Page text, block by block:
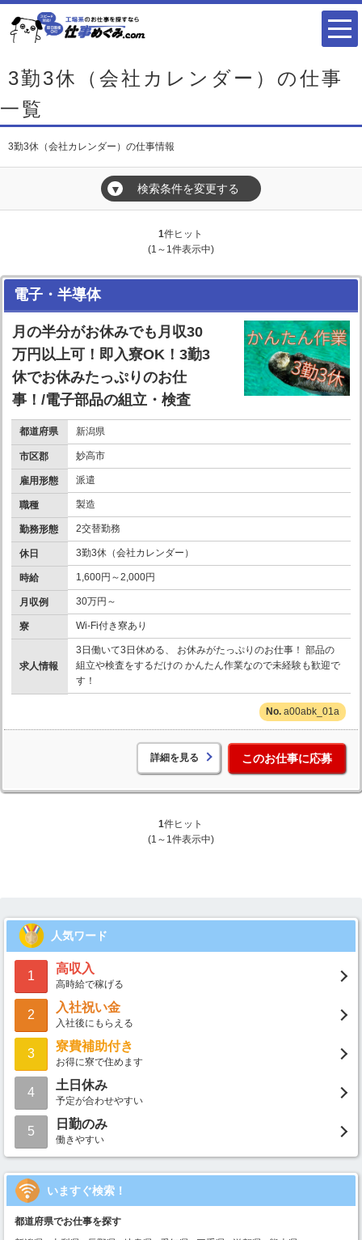
3勤3休（会社カレンダー）の仕事
一覧
3勤3休（会社カレンダー）の仕事情報
▼ 検索条件を変更する
1件ヒット
(1～1件表示中)
電子・半導体
月の半分がお休みでも月収30
万円以上可！即入寮OK！3勤3
休でお休みたっぷりのお仕
事！/電子部品の組立・検査
都道府県 新潟県
市区郡 妙高市
雇用形態 派遣
職種 製造
勤務形態 2交替勤務
休日 3勤3休（会社カレンダー）
時給 1,600円～2,000円
月収例 30万円～
寮 Wi-Fi付き寮あり
求人情報
3日働いて3日休める、 お休みがたっぷりのお仕事！ 部品の
組立や検査をするだけの かんたん作業なので未経験も歓迎で
す！
a00abk_01a
詳細を見る このお仕事に応募
1件ヒット
(1～1件表示中)
人気ワード
1
高収入
高時給で稼げる
2
入社祝い金
入社後にもらえる
3
寮費補助付き
お得に寮で住めます
4
土日休み
予定が合わせやすい
5
日勤のみ
働きやすい
いますぐ検索！
都道府県でお仕事を探す